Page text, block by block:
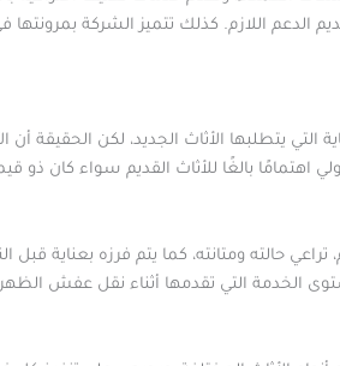
اللازم. كذلك تتميز الشركة بمرونتها
يتطلبها الأثاث الجديد، لكن الحقيقة أن
بالغًا للأثاث القديم سواء كان ذو
حالته ومتانته، كما يتم فرزه بعناية
الخدمة التي تقدمها أثناء نقل عفش